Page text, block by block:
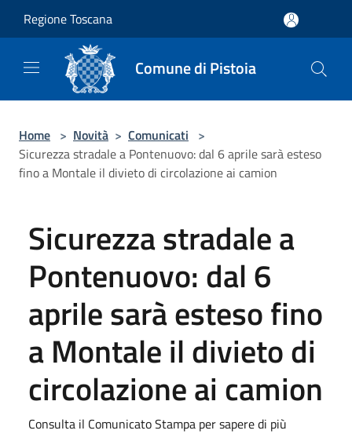
Regione Toscana
Comune di Pistoia
Home > Novità > Comunicati >
Sicurezza stradale a Pontenuovo: dal 6 aprile sarà esteso
fino a Montale il divieto di circolazione ai camion
Sicurezza stradale a
Pontenuovo: dal 6
aprile sarà esteso fino
a Montale il divieto di
circolazione ai camion
Consulta il Comunicato Stampa per sapere di più